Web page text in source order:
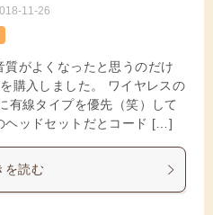
11-26
がよくなったと思うのだけ
購入しました。 ワイヤレスの
有線タイプを優先（笑）して
ヘッドセットだとコード […]
を読む